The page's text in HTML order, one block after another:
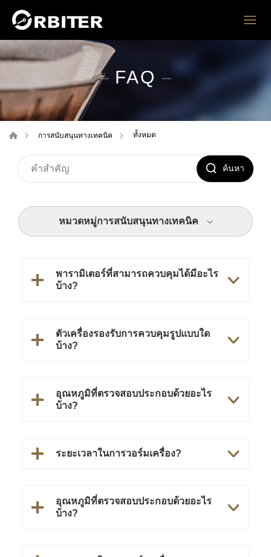
FAQ
การสนับสนุนทางเทคนิค ทั้งหมด
ค้นหา
หมวดหมู่การสนับสนุนทางเทคนิค
พารามิเตอร์ที่สามารถควบคุมได้มีอะไร
บ้าง?
ตัวเครื่องรองรับการควบคุมรูปแบบใด
บ้าง?
อุณหภูมิที่ตรวจสอบประกอบด้วยอะไร
บ้าง?
ระยะเวลาในการวอร์มเครื่อง?
อุณหภูมิที่ตรวจสอบประกอบด้วยอะไร
บ้าง?